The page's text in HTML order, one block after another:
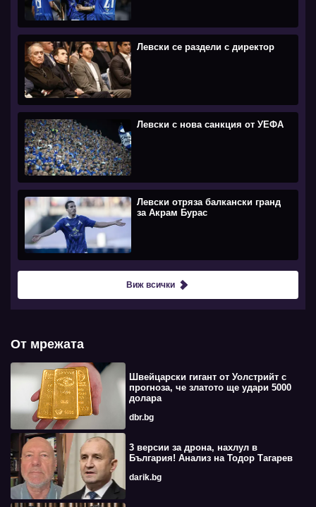
Левски се раздели с директор
Левски с нова санкция от УЕФА
Левски отряза балкански гранд
за Акрам Бурас
Виж всички
От мрежата
Швейцарски гигант от Уолстрийт с
прогноза, че златото ще удари 5000
долара
dbr.bg
3 версии за дрона, нахлул в
България! Анализ на Тодор Тагарев
darik.bg